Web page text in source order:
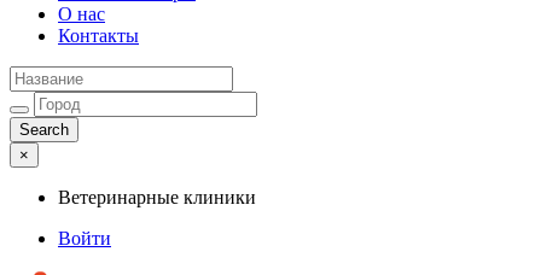
О нас
Контакты
×
Ветеринарные клиники
Войти